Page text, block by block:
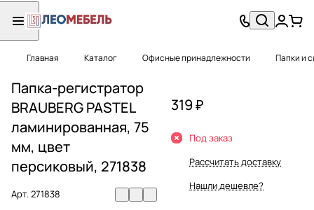
Главная Каталог Офисные принадлежности Папки и
Папка-регистратор
BRAUBERG PASTEL
ламинированная, 75
мм, цвет
персиковый, 271838
Арт.271838
319 ₽
Под заказ
Рассчитать доставку
Нашли дешевле?